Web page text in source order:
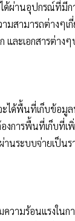
ด้ผ่านอุปกรณ์ที่มีก
มสามารถต่างๆ
และเอกสารต่าง
ะได้พื้นที่เก็บข้อมู
งการพื้นที่เก็บที่
านระบบจ่ายเป็นร
ความร้อนแรงใน